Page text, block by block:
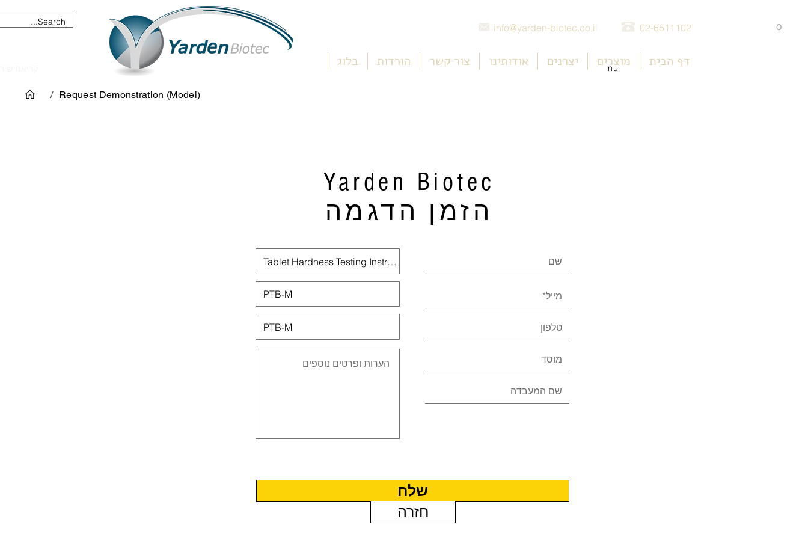
info@yarden-biotec.co.il 02-6511102
דף הבית מוצרים יצרנים אודותינו צור קשר הורדות בלוג nu
0
/ Request Demonstration (Model)
Yarden Biotec
הזמן הדגמה
שלח
חזרה